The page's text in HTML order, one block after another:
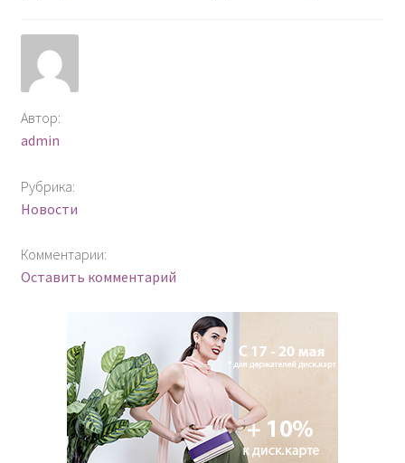
Автор:
admin
Рубрика:
Новости
Комментарии:
Оставить комментарий